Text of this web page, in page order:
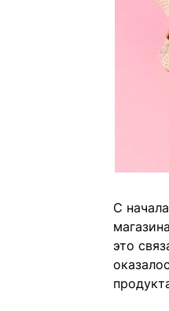
С
это